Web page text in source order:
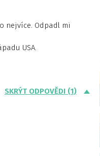
nejvíce. Odpadl mi
USA.
SKRÝT ODPOVĚDI (1)